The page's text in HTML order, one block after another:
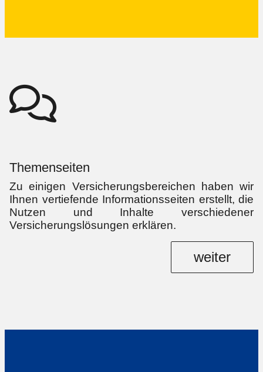
Themenseiten
Zu einigen Versicherungsbereichen haben wir
Ihnen vertiefende Informationsseiten erstellt, die
Nutzen und Inhalte verschiedener
Versicherungslösungen erklären.
weiter